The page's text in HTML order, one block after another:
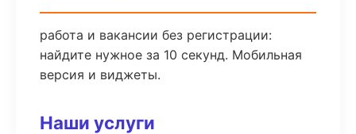
работа и вакансии без регистрации:
найдите нужное за 10 секунд. Мобильная
версия и виджеты.
Наши услуги